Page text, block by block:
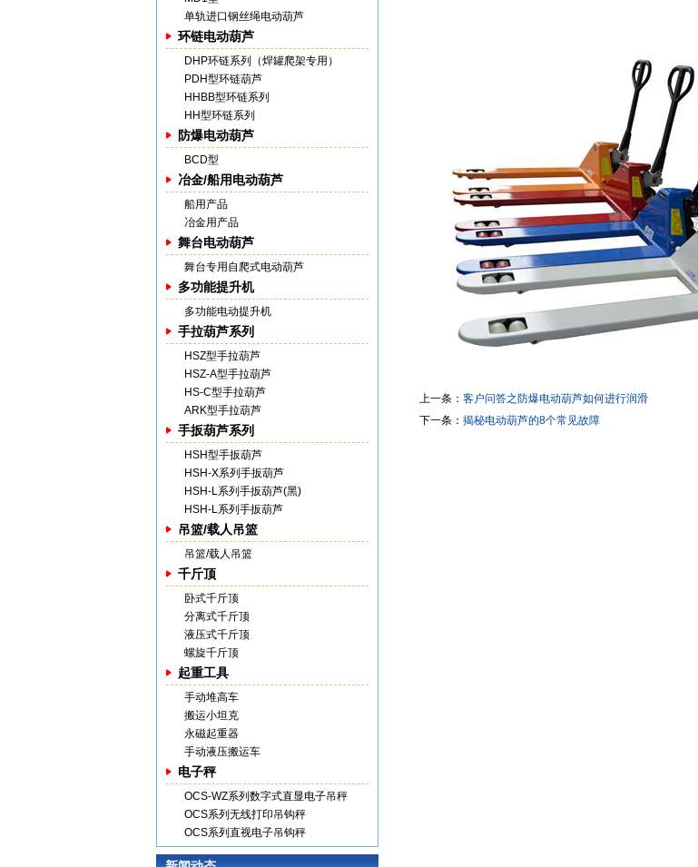
单轨进口钢丝绳电动葫芦
环链电动葫芦
DHP环链系列（焊罐爬架专用）
PDH型环链葫芦
HHBB型环链系列
HH型环链系列
防爆电动葫芦
BCD型
冶金/船用电动葫芦
船用产品
冶金用产品
舞台电动葫芦
舞台专用自爬式电动葫芦
多功能提升机
多功能电动提升机
手拉葫芦系列
HSZ型手拉葫芦
HSZ-A型手拉葫芦
HS-C型手拉葫芦
ARK型手拉葫芦
手扳葫芦系列
HSH型手扳葫芦
HSH-X系列手扳葫芦
HSH-L系列手扳葫芦(黑)
HSH-L系列手扳葫芦
吊篮/载人吊篮
吊篮/载人吊篮
千斤顶
卧式千斤顶
分离式千斤顶
液压式千斤顶
螺旋千斤顶
起重工具
手动堆高车
搬运小坦克
永磁起重器
手动液压搬运车
电子秤
OCS-WZ系列数字式直显电子吊秤
OCS系列无线打印吊钩秤
OCS系列直视电子吊钩秤
上一条： 客户问答之防爆电动葫芦如何进行润滑
下一条： 揭秘电动葫芦的8个常见故障